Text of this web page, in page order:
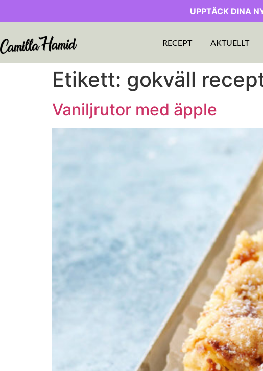
UPPTÄCK DINA
RECEPT AKTUELLT
Etikett: gokväll
Vaniljrutor med äpple